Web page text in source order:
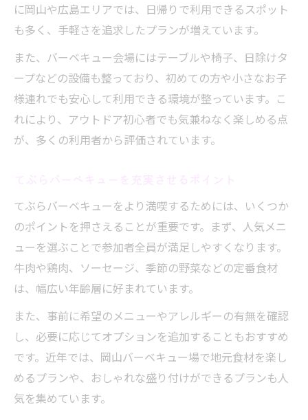
に岡山や広島エリアでは、日帰りで利用できるスポット
も多く、手軽さを追求したプランが増えています。
また、バーベキュー会場にはテーブルや椅子、日除けタ
ープなどの設備も整っており、初めての方や小さなお子
様連れでも安心して利用できる環境が整っています。こ
れにより、アウトドア初心者でも気兼ねなく楽しめる点
が、多くの利用者から評価されています。
てぶらバーベキューをより満喫するためには、いくつか
のポイントを押さえることが重要です。まず、人気メニ
ューを選ぶことで参加者全員が満足しやすくなります。
牛肉や鶏肉、ソーセージ、季節の野菜などの定番食材
は、幅広い年齢層に好まれています。
また、事前に希望のメニューやアレルギーの有無を確認
し、必要に応じてオプションを追加することもおすすめ
です。近年では、岡山バーベキュー場で地元食材を楽し
めるプランや、おしゃれな盛り付けができるプランも人
気を集めています。